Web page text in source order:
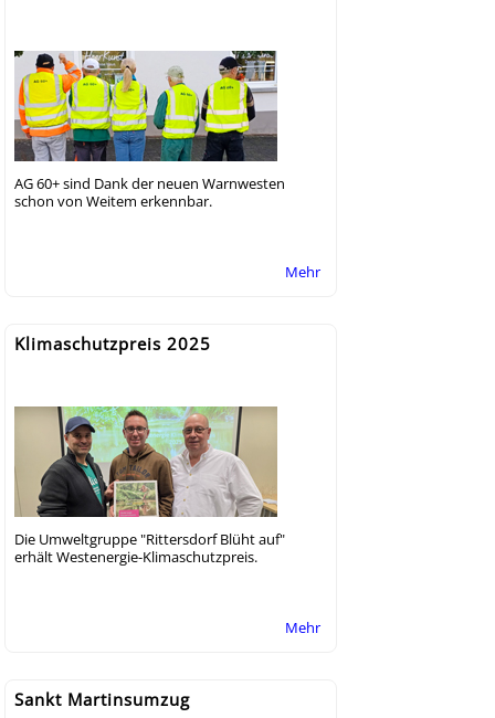
AG 60+ sind Dank der neuen Warnwesten
schon von Weitem erkennbar.
Mehr
Klimaschutzpreis 2025
Die Umweltgruppe "Rittersdorf Blüht auf"
erhält Westenergie-Klimaschutzpreis.
Mehr
Sankt Martinsumzug